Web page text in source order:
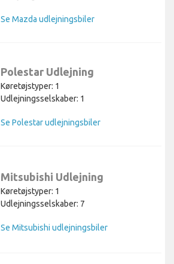
Se Mazda udlejningsbiler
Polestar Udlejning
Køretøjstyper: 1
Udlejningsselskaber: 1
Se Polestar udlejningsbiler
Mitsubishi Udlejning
Køretøjstyper: 1
Udlejningsselskaber: 7
Se Mitsubishi udlejningsbiler